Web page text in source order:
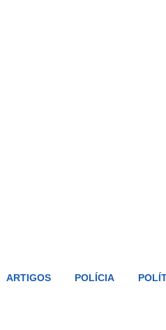
ARTIGOS POLÍCIA